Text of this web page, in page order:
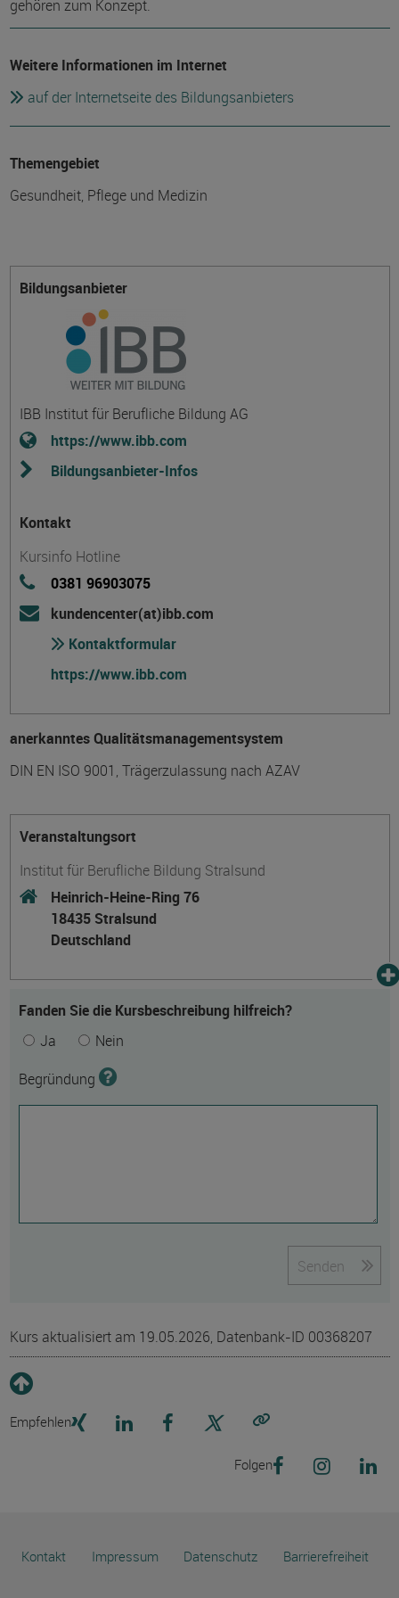
gehören zum Konzept.
Weitere Informationen im Internet
auf der Internetseite des Bildungsanbieters
Themengebiet
Gesundheit, Pflege und Medizin
Bildungsanbieter
IBB Institut für Berufliche Bildung AG
https://www.ibb.com
Bildungsanbieter-Infos
Kontakt
Kursinfo Hotline
0381 96903075
kundencenter(at)ibb.com
Kontaktformular
https://www.ibb.com
anerkanntes Qualitätsmanagementsystem
DIN EN ISO 9001, Trägerzulassung nach AZAV
Veranstaltungsort
Institut für Berufliche Bildung Stralsund
Heinrich-Heine-Ring 76
18435 Stralsund
Deutschland
Fanden Sie die Kursbeschreibung hilfreich?
Ja
Nein
Begründung
Senden
Kurs aktualisiert am 19.05.2026, Datenbank-ID 00368207
Empfehlen
Folgen
Kontakt Impressum Datenschutz Barrierefreiheit